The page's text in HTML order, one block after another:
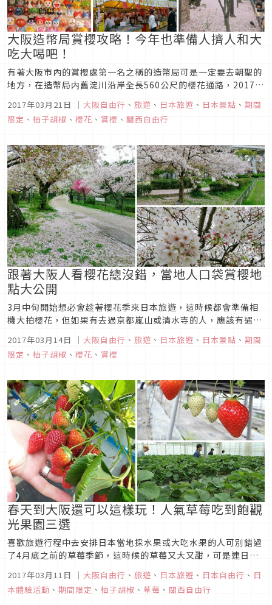
大阪造幣局賞櫻攻略！今年也準備人擠人和大
吃大喝吧！
有著大阪市內的賞櫻處第一名之稱的造幣局可是一定要去朝聖的
地方，在造幣局内舊淀川沿岸全長560公尺的櫻花通路，2017年
引近各處的日本人來此賞花唷!
2017年03月21日 ｜ 大阪自由行 、 旅遊 、 日本旅遊 、 日本景點 、 期間
限定 、 柚子胡椒 、 櫻花 、 賞櫻 、 關西自由行
跟著大阪人看櫻花總沒錯，當地人口袋賞櫻地
點大公開
3月中旬開始想必會趁著櫻花季來日本旅遊，這時候都會準備相
機大拍櫻花，但如果有去過京都嵐山或清水寺的人，應該有遇過
拍都有其他人入鏡的困擾吧!這次就要來介紹柚子胡椒個人最愛
的賞櫻之處「桃ヶ池公園」，不管怎麼拍都不用擔心人太多唷!
2017年03月14日 ｜ 大阪自由行 、 旅遊 、 日本旅遊 、 日本景點 、 期間
限定 、 柚子胡椒 、 櫻花 、 賞櫻
春天到大阪還可以這樣玩！人氣草莓吃到飽觀
光果園三選
喜歡旅遊行程中去安排日本當地採水果或大吃水果的人可別錯過
了4月底之前的草莓季節，這時候的草莓又大又甜，可是連日本
又有哪些特點呢?這次來分享3個大阪地區人氣採草莓的好去處，
保證玩得開心也吃得開心。
2017年03月11日 ｜ 大阪自由行 、 旅遊 、 日本旅遊 、 日本自由行 、 日
本體驗活動 、 期間限定 、 柚子胡椒 、 草莓 、 關西自由行